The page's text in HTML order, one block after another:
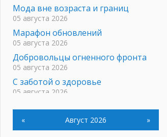
Мода вне возраста и границ
05 августа 2026
Марафон обновлений
05 августа 2026
Добровольцы огненного фронта
05 августа 2026
С заботой о здоровье
05 августа 2026
05 августа 2026
Пульс региона
« Август 2026 »